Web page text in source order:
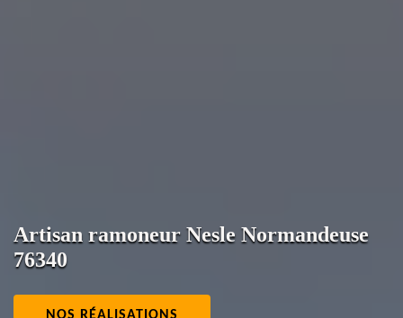
Artisan ramoneur Nesle Normandeuse
76340